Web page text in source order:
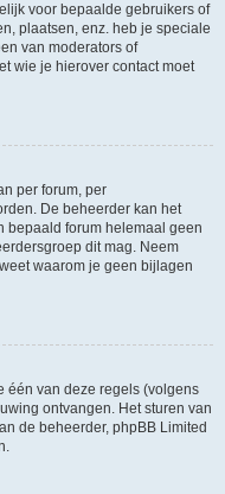
voor bepaalde gebruikers of
plaatsen, enz. heb je speciale
van moderators of
wie je hierover contact moet
per forum, per
De beheerder kan het
bepaald forum helemaal geen
dit mag. Neem
waarom je geen bijlagen
één van deze regels (volgens
ontvangen. Het sturen van
de beheerder, phpBB Limited